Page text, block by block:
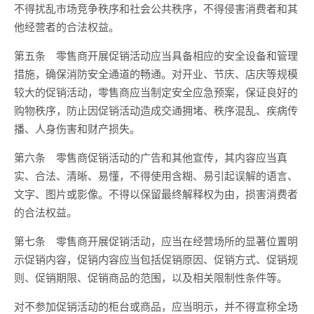
不得扰乱市场竞争秩序和社会公共秩序，不得侵害消费者和其
他经营者的合法权益。
第五条 零售商开展促销活动应当具备相应的安全设备和管理
措施，确保消防安全通道的畅通。对开业、节庆、店庆等规模
较大的促销活动，零售商应当制定安全应急预案，保证良好的
购物秩序，防止因促销活动造成交通拥堵、秩序混乱、疾病传
播、人身伤害和财产损失。
第六条 零售商促销活动的广告和其他宣传，其内容应当真
实、合法、清晰、易懂，不得使用含糊、易引起误解的语言、
文字、图片或影像。不得以保留最终解释权为由，损害消费者
的合法权益。
第七条 零售商开展促销活动，应当在经营场所的显著位置明
示促销内容，促销内容应当包括促销原因、促销方式、促销规
则、促销期限、促销商品的范围，以及相关限制性条件等。
对不参加促销活动的柜台或商品，应当明示，并不得宣称全场